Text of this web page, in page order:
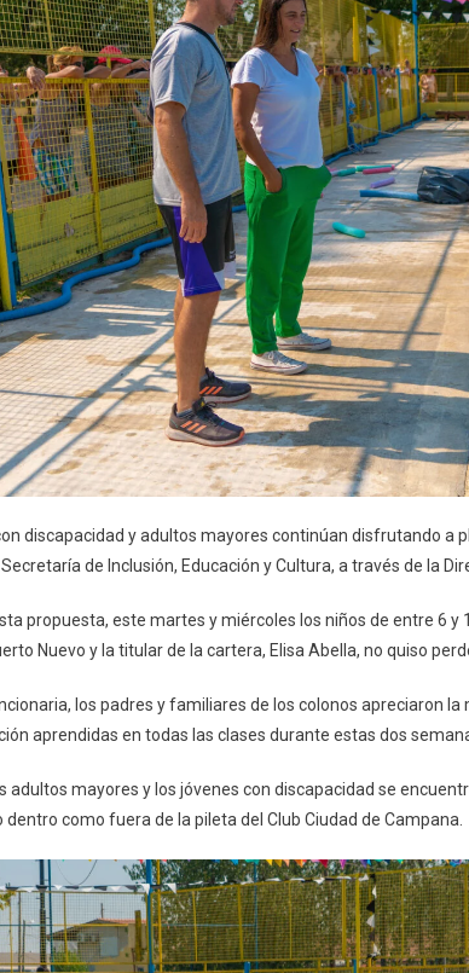
discapacidad y adultos mayores continúan disfrutando a
de Inclusión, Educación y Cultura, a través de la
propuesta, este martes y miércoles los niños de entre 6 y
Nuevo y la titular de la cartera, Elisa Abella, no quiso
los padres y familiares de los colonos apreciaron
aprendidas en todas las clases durante estas dos
adultos mayores y los jóvenes con discapacidad se
como fuera de la pileta del Club Ciudad de Campana.